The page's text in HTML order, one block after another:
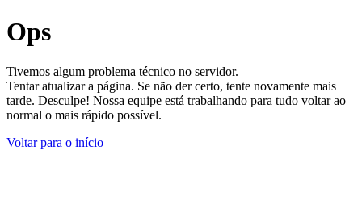
Ops
Tivemos algum problema técnico no servidor.
Tentar atualizar a página. Se não der certo, tente novamente mais
tarde. Desculpe! Nossa equipe está trabalhando para tudo voltar ao
normal o mais rápido possível.
Voltar para o início